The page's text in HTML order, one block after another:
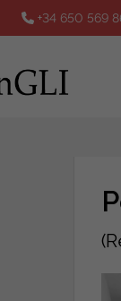
+34 650 569